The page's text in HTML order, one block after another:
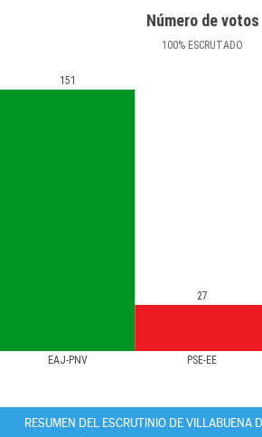
Número de votos
100% ESCRUTADO
EAJ-PNV PSE-EE
151
27
RESUMEN DEL ESCRUTINIO DE VILLABUENA